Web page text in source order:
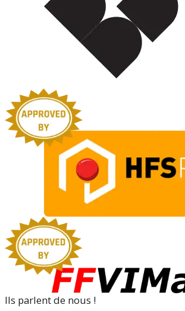
Ils parlent de nous !